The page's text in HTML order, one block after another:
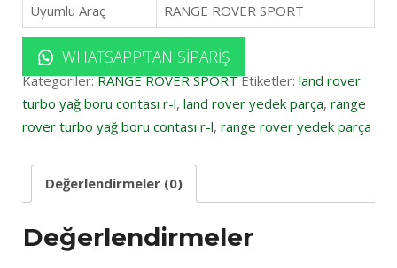
Uyumlu Araç
RANGE ROVER SPORT
WHATSAPP'TAN SIPARIŞ
Kategoriler:RANGE ROVER SPORT Etiketler: land rover
turbo yağ boru contası r-l, land rover yedek parça, range
rover turbo yağ boru contası r-l, range rover yedek parça
Değerlendirmeler (0)
Değerlendirmeler